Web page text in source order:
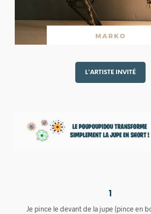
L'ARTISTE INVITÉ
1
Je pince le devant de la jupe (pince en